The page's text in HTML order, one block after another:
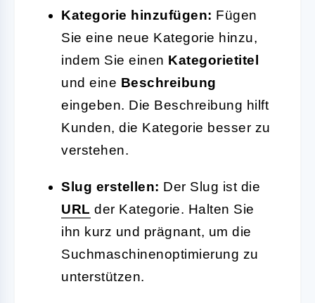
Kategorie hinzufügen: Fügen
Sie eine neue Kategorie hinzu,
indem Sie einen Kategorietitel
und eine Beschreibung
eingeben. Die Beschreibung hilft
Kunden, die Kategorie besser zu
verstehen.
Slug erstellen: Der Slug ist die
URL der Kategorie. Halten Sie
ihn kurz und prägnant, um die
Suchmaschinenoptimierung zu
unterstützen.